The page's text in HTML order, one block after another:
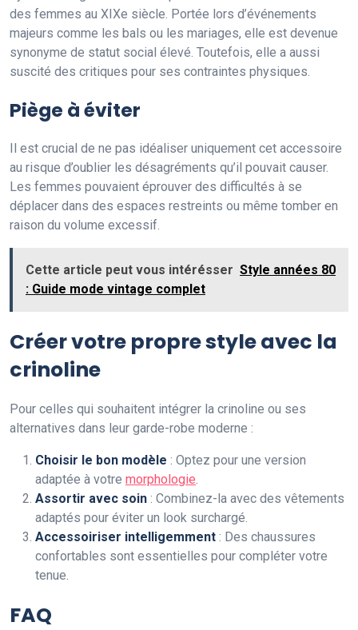
des femmes au XIXe siècle. Portée lors d’événements
majeurs comme les bals ou les mariages, elle est devenue
synonyme de statut social élevé. Toutefois, elle a aussi
suscité des critiques pour ses contraintes physiques.
Piège à éviter
Il est crucial de ne pas idéaliser uniquement cet accessoire
au risque d’oublier les désagréments qu’il pouvait causer.
Les femmes pouvaient éprouver des difficultés à se
déplacer dans des espaces restreints ou même tomber en
raison du volume excessif.
Cette article peut vous intérésser Style années 80
: Guide mode vintage complet
Créer votre propre style avec la
crinoline
Pour celles qui souhaitent intégrer la crinoline ou ses
alternatives dans leur garde-robe moderne :
Choisir le bon modèle : Optez pour une version
adaptée à votre morphologie
Assortir avec soin : Combinez-la avec des vêtements
adaptés pour éviter un look surchargé.
Accessoiriser intelligemment : Des chaussures
confortables sont essentielles pour compléter votre
tenue.
FAQ